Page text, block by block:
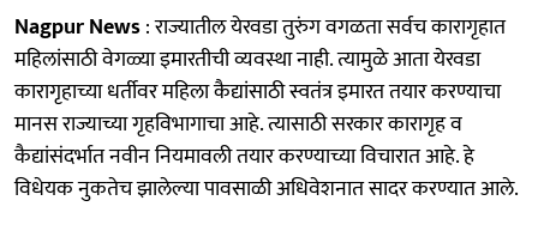
Nagpur News: राज्यातील येरवडा तुरुंग वगळता सर्वच कारागृहात
महिलांसाठी वेगळ्या इमारतीची व्यवस्था नाही. त्यामुळे आता येरवडा
कारागृहाच्या धर्तीवर महिला कैद्यांसाठी स्वतंत्र इमारत तयार करण्याचा
मानस राज्याच्या गृहविभागाचा आहे. त्यासाठी सरकार कारागृह व
कैद्यांसंदर्भात नवीन नियमावली तयार करण्याच्या विचारात आहे. हे
विधेयक नुकतेच झालेल्या पावसाळी अधिवेशनात सादर करण्यात आले.